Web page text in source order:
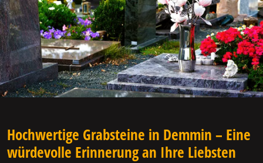
Hochwertige Grabsteine in Demmin – Eine
würdevolle Erinnerung an Ihre Liebsten